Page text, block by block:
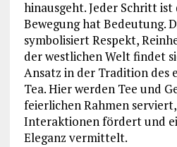
hinausgeht. Jeder Schritt
Bewegung hat Bedeutung.
symbolisiert Respekt,
der westlichen Welt findet
Ansatz in der Tradition des
Tea. Hier werden Tee und
feierlichen Rahmen
Interaktionen fördert und
Eleganz vermittelt.